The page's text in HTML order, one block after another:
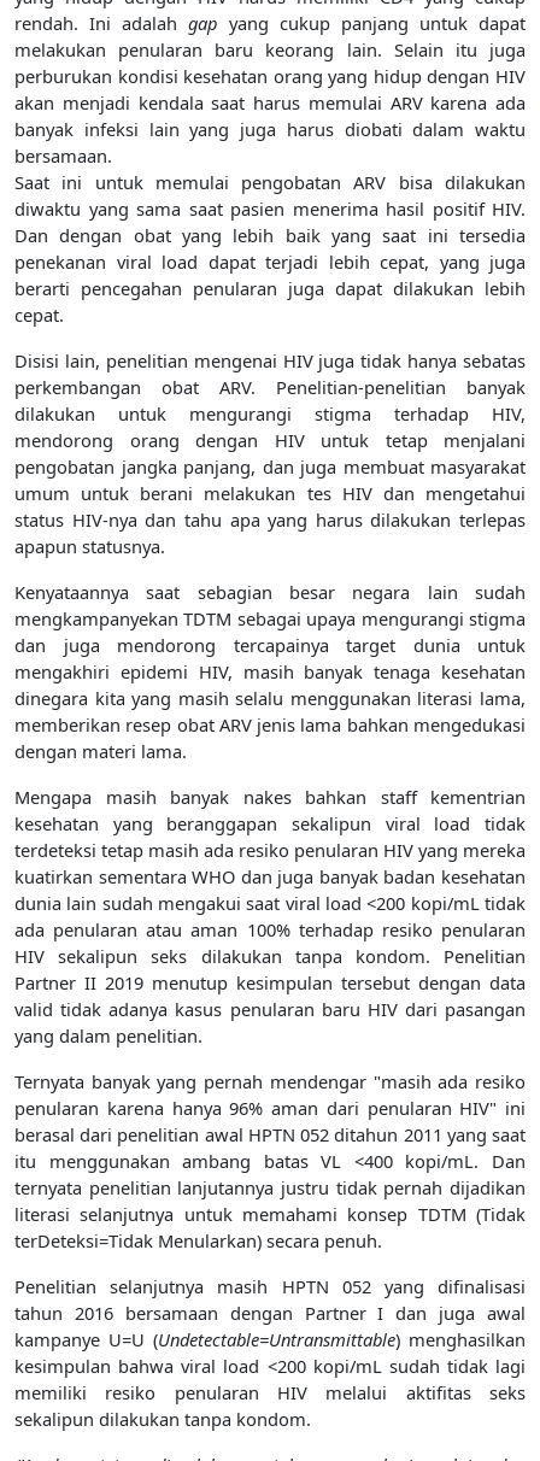
rendah. Ini adalahgap yang cukup panjang untuk dapat
melakukan penularan baru keorang lain. Selain itu juga
perburukan kondisi kesehatan orang yang hidup dengan HIV
akan menjadi kendala saat harus memulai ARV karena ada
banyak infeksi lain yang juga harus diobati dalam waktu
bersamaan.
Saat ini untuk memulai pengobatan ARV bisa dilakukan
diwaktu yang sama saat pasien menerima hasil positif HIV.
Dan dengan obat yang lebih baik yang saat ini tersedia
penekanan viral load dapat terjadi lebih cepat, yang juga
berarti pencegahan penularan juga dapat dilakukan lebih
cepat.
Disisi lain, penelitian mengenai HIV juga tidak hanya sebatas
perkembangan obat ARV. Penelitian-penelitian banyak
dilakukan untuk mengurangi stigma terhadap HIV,
mendorong orang dengan HIV untuk tetap menjalani
pengobatan jangka panjang, dan juga membuat masyarakat
umum untuk berani melakukan tes HIV dan mengetahui
status HIV-nya dan tahu apa yang harus dilakukan terlepas
apapun statusnya.
Kenyataannya saat sebagian besar negara lain sudah
mengkampanyekan TDTM sebagai upaya mengurangi stigma
dan juga mendorong tercapainya target dunia untuk
mengakhiri epidemi HIV, masih banyak tenaga kesehatan
dinegara kita yang masih selalu menggunakan literasi lama,
memberikan resep obat ARV jenis lama bahkan mengedukasi
dengan materi lama.
Mengapa masih banyak nakes bahkan staff kementrian
kesehatan yang beranggapan sekalipun viral load tidak
terdeteksi tetap masih ada resiko penularan HIV yang mereka
kuatirkan sementara WHO dan juga banyak badan kesehatan
dunia lain sudah mengakui saat viral load <200 kopi/mL tidak
ada penularan atau aman 100% terhadap resiko penularan
HIV sekalipun seks dilakukan tanpa kondom. Penelitian
Partner II 2019 menutup kesimpulan tersebut dengan data
valid tidak adanya kasus penularan baru HIV dari pasangan
yang dalam penelitian.
Ternyata banyak yang pernah mendengar "masih ada resiko
penularan karena hanya 96% aman dari penularan HIV" ini
berasal dari penelitian awal HPTN 052 ditahun 2011 yang saat
itu menggunakan ambang batas VL <400 kopi/mL. Dan
ternyata penelitian lanjutannya justru tidak pernah dijadikan
literasi selanjutnya untuk memahami konsep TDTM (Tidak
terDeteksi=Tidak Menularkan) secara penuh.
Penelitian selanjutnya masih HPTN 052 yang difinalisasi
tahun 2016 bersamaan dengan Partner I dan juga awal
kampanye U=U (Undetectable=Untransmittable) menghasilkan
kesimpulan bahwa viral load <200 kopi/mL sudah tidak lagi
memiliki resiko penularan HIV melalui aktifitas seks
sekalipun dilakukan tanpa kondom.